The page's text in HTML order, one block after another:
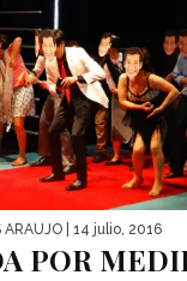
ARAUJO | 14 julio, 2016
POR